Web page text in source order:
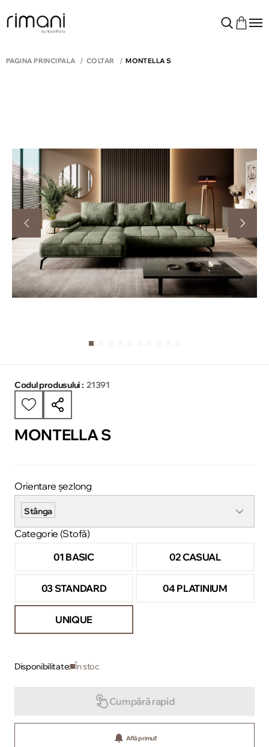
PAGINA PRINCIPALĂ COLTAR MONTELLA S
Codul produsului : 21391
MONTELLA S
Orientare șezlong
Stânga
Categorie (Stofă)
01 BASIC
02 CASUAL
03 STANDARD 04 PLATINIUM
UNIQUE
Disponibilitate: În stoc
Cumpără rapid
Află primul!